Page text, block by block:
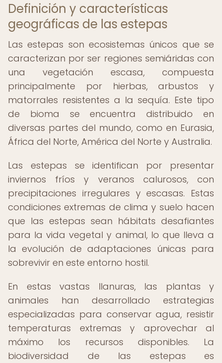
Definición y características
geográficas de las estepas
Las estepas son ecosistemas únicos que se
caracterizan por ser regiones semiáridas con
una vegetación escasa, compuesta
principalmente por hierbas, arbustos y
matorrales resistentes a la sequía. Este tipo
de bioma se encuentra distribuido en
diversas partes del mundo, como en Eurasia,
África del Norte, América del Norte y Australia.
Las estepas se identifican por presentar
inviernos fríos y veranos calurosos, con
precipitaciones irregulares y escasas. Estas
condiciones extremas de clima y suelo hacen
que las estepas sean hábitats desafiantes
para la vida vegetal y animal, lo que lleva a
la evolución de adaptaciones únicas para
sobrevivir en este entorno hostil.
En estas vastas llanuras, las plantas y
animales han desarrollado estrategias
especializadas para conservar agua, resistir
temperaturas extremas y aprovechar al
máximo los recursos disponibles. La
biodiversidad de las estepas es